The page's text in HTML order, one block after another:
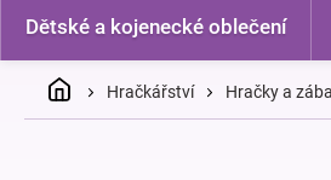
Dětské a kojenecké oblečení
DomůHračkářství Hračky a